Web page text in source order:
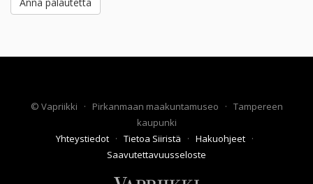
© Vapriikki · Pirkanmaan maakuntamuseo · Tampereen
kaupunki
Yhteystiedot · Tietoa Siiristä · Hakuohjeet ·
Saavutettavuusseloste